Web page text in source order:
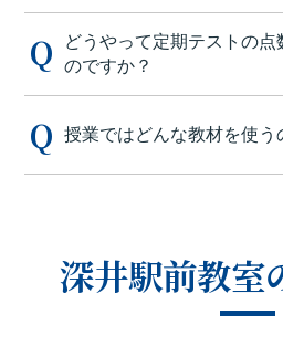
どうやって定期テストの点
のですか？
授業ではどんな教材を使う
深井駅前教室